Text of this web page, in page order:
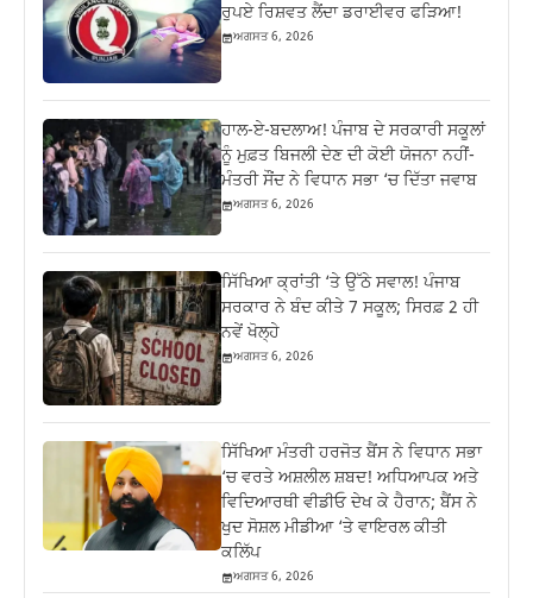
ਰੁਪਏ ਰਿਸ਼ਵਤ ਲੈਂਦਾ ਡਰਾਈਵਰ ਫੜਿਆ!
ਅਗਸਤ 6, 2026
ਹਾਲ-ਏ-ਬਦਲਾਅ! ਪੰਜਾਬ ਦੇ ਸਰਕਾਰੀ ਸਕੂਲਾਂ
ਨੂੰ ਮੁਫ਼ਤ ਬਿਜਲੀ ਦੇਣ ਦੀ ਕੋਈ ਯੋਜਨਾ ਨਹੀਂ-
ਮੰਤਰੀ ਸੌਂਦ ਨੇ ਵਿਧਾਨ ਸਭਾ ‘ਚ ਦਿੱਤਾ ਜਵਾਬ
ਅਗਸਤ 6, 2026
ਸਿੱਖਿਆ ਕ੍ਰਾਂਤੀ ‘ਤੇ ਉੱਠੇ ਸਵਾਲ! ਪੰਜਾਬ
ਸਰਕਾਰ ਨੇ ਬੰਦ ਕੀਤੇ 7 ਸਕੂਲ; ਸਿਰਫ਼ 2 ਹੀ
ਨਵੇਂ ਖੋਲ੍ਹੇ
ਅਗਸਤ 6, 2026
ਸਿੱਖਿਆ ਮੰਤਰੀ ਹਰਜੋਤ ਬੈਂਸ ਨੇ ਵਿਧਾਨ ਸਭਾ
‘ਚ ਵਰਤੇ ਅਸ਼ਲੀਲ ਸ਼ਬਦ! ਅਧਿਆਪਕ ਅਤੇ
ਵਿਦਿਆਰਥੀ ਵੀਡੀਓ ਦੇਖ ਕੇ ਹੈਰਾਨ; ਬੈਂਸ ਨੇ
ਖੁਦ ਸੋਸ਼ਲ ਮੀਡੀਆ ‘ਤੇ ਵਾਇਰਲ ਕੀਤੀ
ਕਲਿੱਪ
ਅਗਸਤ 6, 2026